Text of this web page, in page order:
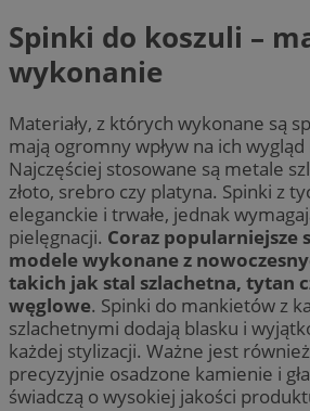
Spinki do koszuli –
wykonanie
Materiały, z których wykonane są
mają ogromny wpływ na ich wygląd
Najczęściej stosowane są metale
złoto, srebro czy platyna. Spinki z
eleganckie i trwałe, jednak
pielęgnacji. Coraz popularniejsze
modele wykonane z
takich jak stal szlachetna, tytan
węglowe. Spinki do mankietów z
szlachetnymi dodają blasku i
każdej stylizacji. Ważne jest
precyzyjnie osadzone kamienie i
świadczą o wysokiej jakości